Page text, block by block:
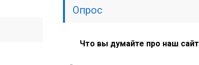
Опрос
Что вы думайте про наш сайт